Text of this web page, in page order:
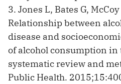
3. Jones L, Bates G,
Relationship between
disease and
of alcohol consumption
systematic review and
Public Health.